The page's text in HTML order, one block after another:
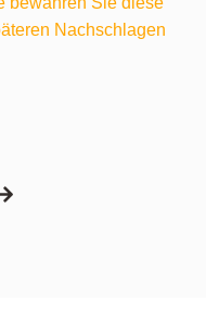
Nachschlagen